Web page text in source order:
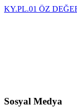
KY.PL.01 ÖZ
Sosyal Medya